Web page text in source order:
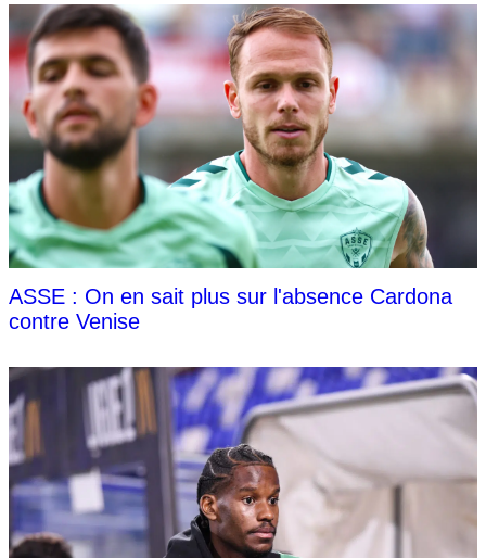
ASSE : On en sait plus sur l'absence Cardona
contre Venise